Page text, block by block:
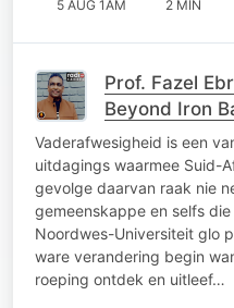
5 AUG 1AM 2 MIN
Prof. Fazel
Beyond Iron
Vaderafwesigheid is een
uitdagings waarmee Suid-
gevolge daarvan raak nie
gemeenskappe en selfs
Noordwes-Universiteit glo
ware verandering begin
roeping ontdek en uitleef…